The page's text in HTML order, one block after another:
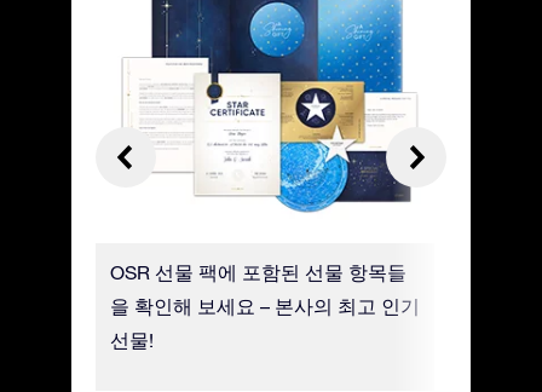
OSR 선물 팩에 포함된 선물 항목들
을 확인해 보세요 – 본사의 최고 인기
선물!